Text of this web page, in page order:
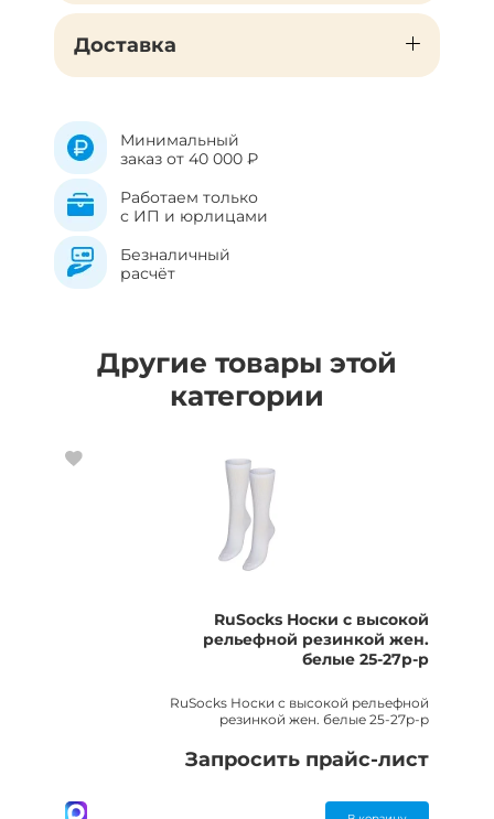
Доставка
Минимальный
заказ от 40 000 ₽
Работаем только
с ИП и юрлицами
Безналичный
расчёт
Другие товары этой
категории
RuSocks Носки с высокой
рельефной резинкой жен.
белые 25-27р-р
RuSocks Носки с высокой рельефной
резинкой жен. белые 25-27р-р
Запросить прайс-лист